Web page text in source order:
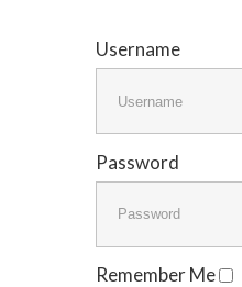
Username
Password
Remember Me